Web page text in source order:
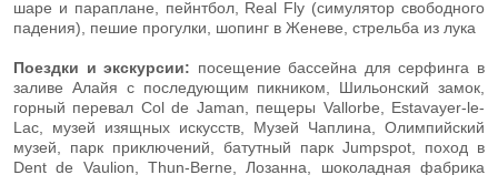
шаре и параплане, пейнтбол, Real Fly (симулятор свободного
падения), пешие прогулки, шопинг в Женеве, стрельба из лука
Поездки и экскурсии: посещение бассейна для серфинга в
заливе Алайя с последующим пикником, Шильонский замок,
горный перевал Col de Jaman, пещеры Vallorbe, Estavayer-le-
Lac, музей изящных искусств, Музей Чаплина, Олимпийский
музей, парк приключений, батутный парк Jumpspot, поход в
Dent de Vaulion, Thun-Berne, Лозанна, шоколадная фабрика